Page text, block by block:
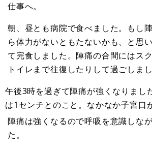
仕事へ。
朝、昼とも病院で食べました。もし
ら体力がないともたないかも、と思
て完食しました。陣痛の合間にはス
トイレまで往復したりして過ごしまし
午後3時を過ぎて陣痛が強くなりまし
は1センチとのこと。なかなか子宮口
陣痛は強くなるので呼吸を意識しな
た。